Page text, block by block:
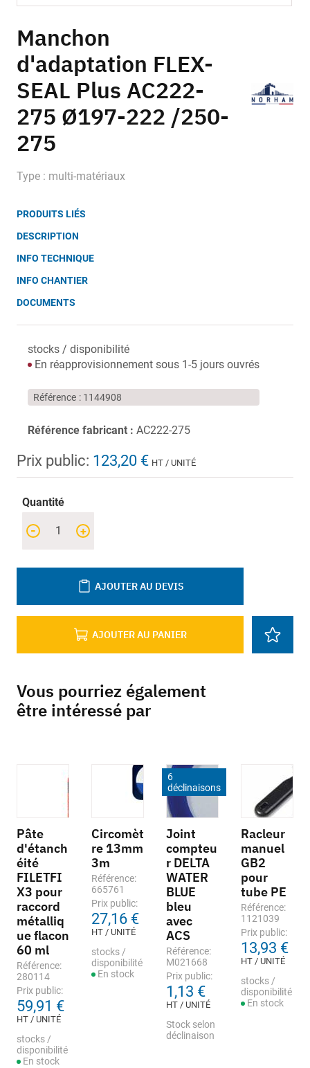
to
the
beginning
of
the
gallery
Manchon
d'adaptation FLEX-
SEAL Plus AC222-
275 Ø197-222 /250-
275
Type : multi-matériaux
PRODUITS LIÉS
DESCRIPTION
INFO TECHNIQUE
INFO CHANTIER
DOCUMENTS
stocks / disponibilité
En réapprovisionnement sous 1-5 jours ouvrés
Référence 1144908
Référence fabricant : AC222-275
Prix public: 123,20 € HT / UNITÉ
Quantité
+
-
AJOUTER AU PANIER
AJOUTER AU DEVIS
Vous pourriez également
être intéressé par
Pâte
d'étanch
éité
FILETFI
X3 pour
raccord
métalliq
ue flacon
60 ml
Référence:
280114
Prix public:
59,91 €
HT / UNITÉ
stocks /
disponibilité
En stock
Circomèt
re 13mm
3m
Référence:
665761
Prix public:
27,16 €
HT / UNITÉ
stocks /
disponibilité
En stock
6
déclinaisons
Joint
compteu
r DELTA
WATER
BLUE
bleu
avec
ACS
Référence:
M021668
Prix public:
1,13 €
HT / UNITÉ
Stock selon
déclinaison
Racleur
manuel
GB2
pour
tube PE
Référence:
1121039
Prix public:
13,93 €
HT / UNITÉ
stocks /
disponibilité
En stock